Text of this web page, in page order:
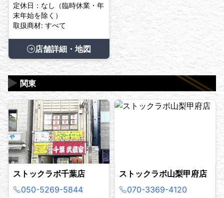
定休日：なし（臨時休業・年
末年始を除く）
取扱商材: すべて
店舗詳細・地図
関東
▶
ストックラボ千葉店
050-5269-5844
ストックラボ山梨甲府店
070-3369-4120